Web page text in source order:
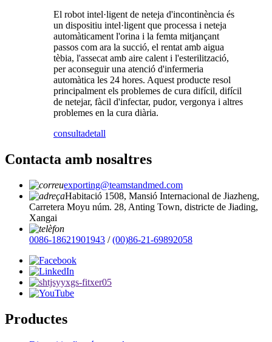
El robot intel·ligent de neteja d'incontinència és
un dispositiu intel·ligent que processa i neteja
automàticament l'orina i la femta mitjançant
passos com ara la succió, el rentat amb aigua
tèbia, l'assecat amb aire calent i l'esterilització,
per aconseguir una atenció d'infermeria
automàtica les 24 hores. Aquest producte resol
principalment els problemes de cura difícil, difícil
de netejar, fàcil d'infectar, pudor, vergonya i altres
problemes en la cura diària.
consultadetall
Contacta amb nosaltres
exporting@teamstandmed.com
Habitació 1508, Mansió Internacional de Jiazheng,
Carretera Moyu núm. 28, Anting Town, districte de Jiading,
Xangai
0086-18621901943 /(00)86-21-69892058
Productes